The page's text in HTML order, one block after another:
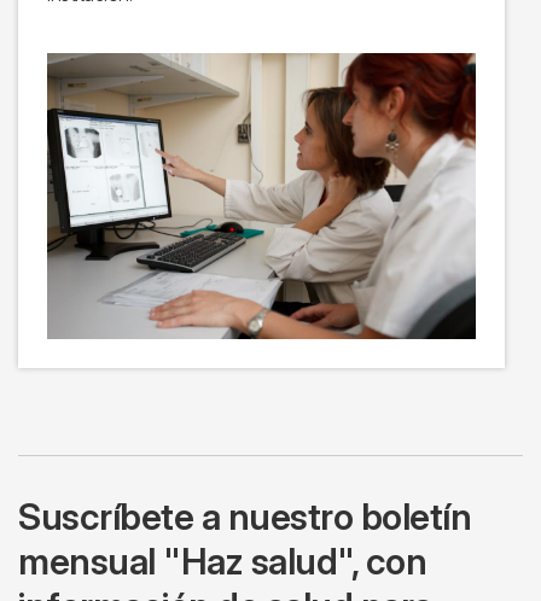
Suscríbete a nuestro boletín
mensual "Haz salud", con